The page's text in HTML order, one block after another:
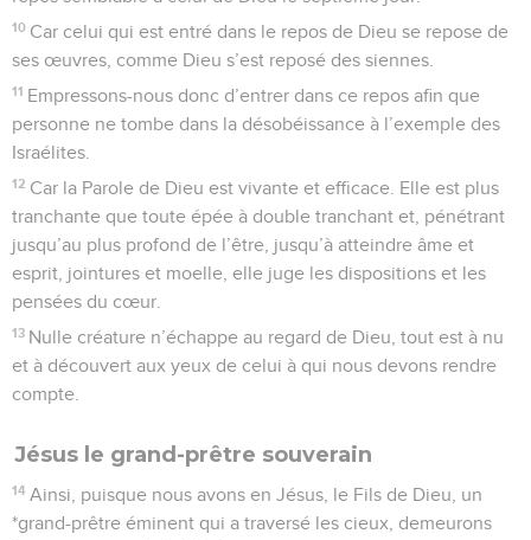
10 Car celui qui est entré dans le repos de Dieu se repose de
ses œuvres, comme Dieu s’est reposé des siennes.
11 Empressons-nous donc d’entrer dans ce repos afin que
personne ne tombe dans la désobéissance à l’exemple des
Israélites.
12 Car la Parole de Dieu est vivante et efficace. Elle est plus
tranchante que toute épée à double tranchant et, pénétrant
jusqu’au plus profond de l’être, jusqu’à atteindre âme et
esprit, jointures et moelle, elle juge les dispositions et les
pensées du cœur.
13 Nulle créature n’échappe au regard de Dieu, tout est à nu
et à découvert aux yeux de celui à qui nous devons rendre
compte.
Jésus le grand-prêtre souverain
14 Ainsi, puisque nous avons en Jésus, le Fils de Dieu, un
*grand-prêtre éminent qui a traversé les cieux, demeurons